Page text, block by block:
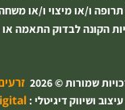
ו/או מיצוי ו/או
הקונה לבדוק התאמה
שמורות © 2026
ושיווק דיגיטלי :